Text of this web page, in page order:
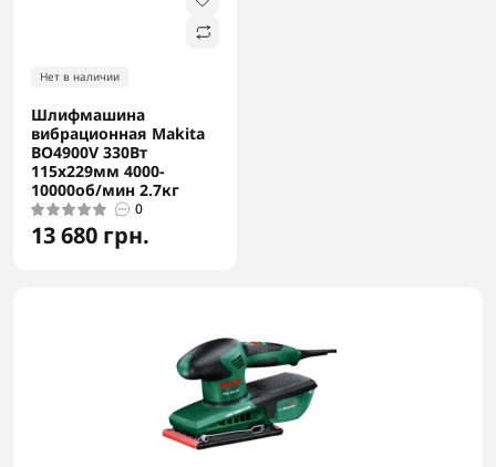
Нет в наличии
Шлифмашина
вибрационная Makita
BO4900V 330Вт
115x229мм 4000-
10000об/мин 2.7кг
0
13 680 грн.